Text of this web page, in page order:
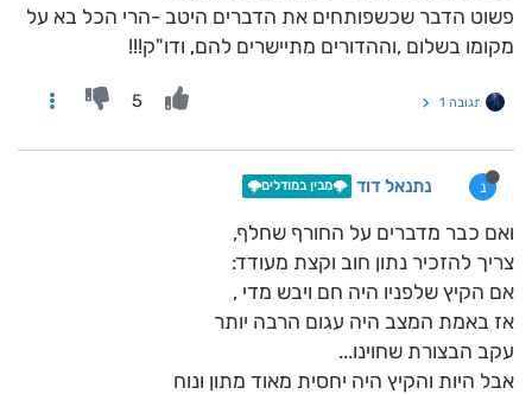
פשוט הדבר שכשפותחים את הדברים היטב -הרי הכל בא על
מקומו בשלום ,וההדורים מתיישרים להם, ודו"ק!!!
תגובה 1 5
נ נתנאל דוד 🌩️מבין במודלים🌩️
ואם כבר מדברים על החורף שחלף,
צריך להזכיר נתון חוב וקצת מעודד:
אם הקיץ שלפניו היה חם ויבש מדי ,
אז באמת המצב היה עגום הרבה יותר
עקב הבצורת שחוינו...
אבל היות והקיץ היה יחסית מאוד מתון ונוח